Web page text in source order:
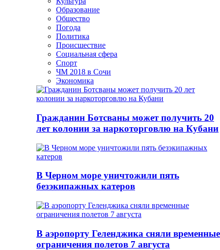
Образование
Общество
Погода
Политика
Происшествие
Социальная сфера
Спорт
ЧМ 2018 в Сочи
Экономика
Гражданин Ботсваны может получить 20
лет колонии за наркоторговлю на Кубани
В Черном море уничтожили пять
безэкипажных катеров
В аэропорту Геленджика сняли временные
ограничения полетов 7 августа